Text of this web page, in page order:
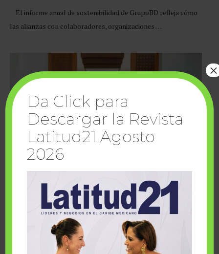
El informe anual de sostenibilidad de GrupoBD refleja cómo
las alianzas con colaboradores, organizaciones …
Cuando la solidaridad inspira; cumplen
sueños Fairmont Mayakoba y Make-A-Wish
Da Click para
Descargar la Revista
Latitud21 Agosto
2026
×